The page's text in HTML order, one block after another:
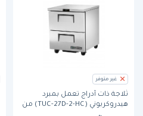
غير متوفر
ثلاجة ذات أدراج تعمل بمبرد
هيدروكربوني (TUC-27D-2-HC) من